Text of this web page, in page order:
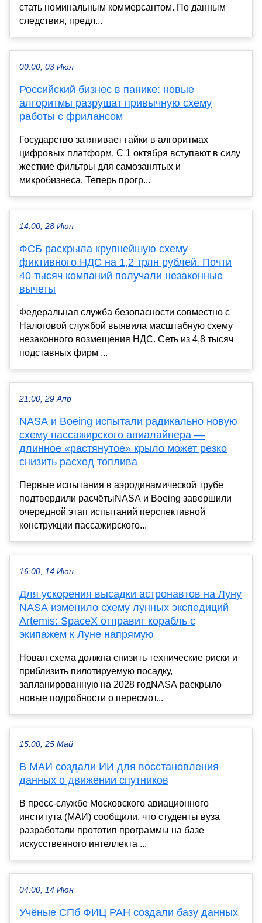
стать номинальным коммерсантом. По данным
следствия, предл...
00:00, 03 Июл
Российский бизнес в панике: новые
алгоритмы разрушат привычную схему
работы с фрилансом
Государство затягивает гайки в алгоритмах
цифровых платформ. С 1 октября вступают в силу
жесткие фильтры для самозанятых и
микробизнеса. Теперь прогр...
14:00, 28 Июн
ФСБ раскрыла крупнейшую схему
фиктивного НДС на 1,2 трлн рублей. Почти
40 тысяч компаний получали незаконные
вычеты
Федеральная служба безопасности совместно с
Налоговой службой выявила масштабную схему
незаконного возмещения НДС. Сеть из 4,8 тысяч
подставных фирм ...
21:00, 29 Апр
NASA и Boeing испытали радикально новую
схему пассажирского авиалайнера —
длинное «растянутое» крыло может резко
снизить расход топлива
Первые испытания в аэродинамической трубе
подтвердили расчётыNASA и Boeing завершили
очередной этап испытаний перспективной
конструкции пассажирского...
16:00, 14 Июн
Для ускорения высадки астронавтов на Луну
NASA изменило схему лунных экспедиций
Artemis: SpaceX отправит корабль с
экипажем к Луне напрямую
Новая схема должна снизить технические риски и
приблизить пилотируемую посадку,
запланированную на 2028 годNASA раскрыло
новые подробности о пересмот...
15:00, 25 Май
В МАИ создали ИИ для восстановления
данных о движении спутников
В пресс-службе Московского авиационного
института (МАИ) сообщили, что студенты вуза
разработали прототип программы на базе
искусственного интеллекта ...
04:00, 14 Июн
Учёные СПб ФИЦ РАН создали базу данных